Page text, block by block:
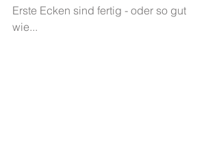
Erste Ecken sind fertig - oder so gut
wie...